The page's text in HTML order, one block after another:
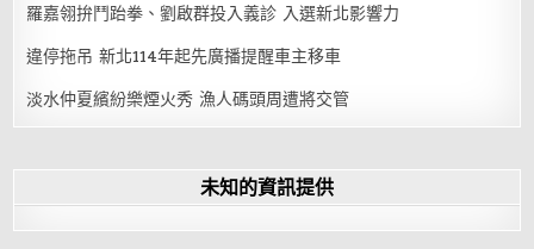
羅嘉翎拚鬥跆拳、劉啟群投入義診 入選新北影響力
違停拖吊 新北114年起先廣播提醒車主移車
淡水仲夏繽紛樂煙火秀 漁人碼頭周遭將交管
未知的資訊提供